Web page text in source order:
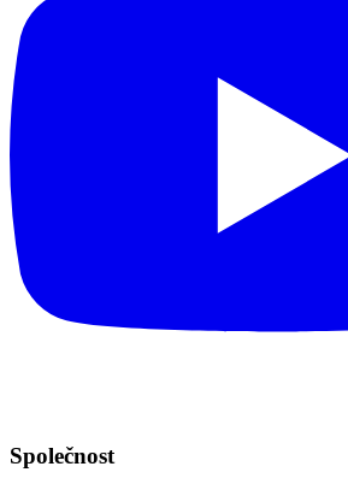
Společnost